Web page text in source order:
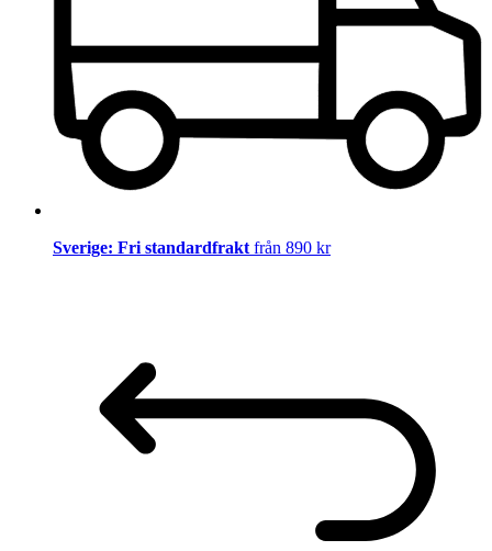
Sverige: Fri standardfrakt från 890 kr